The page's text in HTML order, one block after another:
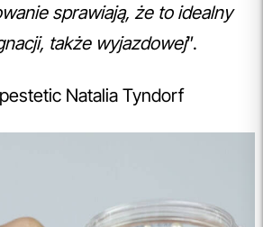
sprawiają, że to idealny
także wyjazdowej”.
Natalia Tyndorf